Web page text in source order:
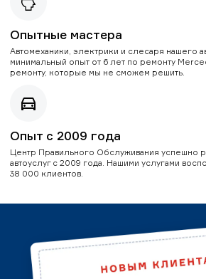
Опытные мастера
Автомеханики, электрики и слесаря нашего
минимальный опыт от 6 лет по ремонту
ремонту, которые мы не сможем решить.
Опыт с 2009 года
Центр Правильного Обслуживания успешно
автоуслуг с 2009 года. Нашими услугами
38 000 клиентов.